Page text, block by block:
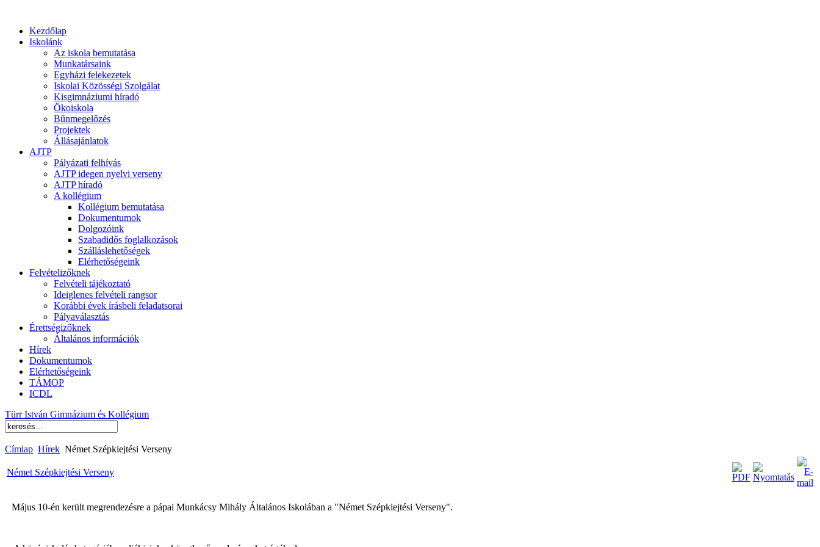
Kezdőlap
Iskolánk
Az iskola bemutatása
Munkatársaink
Egyházi felekezetek
Iskolai Közösségi Szolgálat
Kisgimnáziumi híradó
Ökoiskola
Bűnmegelőzés
Projektek
Állásajánlatok
AJTP
Pályázati felhívás
AJTP idegen nyelvi verseny
AJTP híradó
A kollégium
Kollégium bemutatása
Dokumentumok
Dolgozóink
Szabadidős foglalkozások
Szálláslehetőségek
Elérhetőségeink
Felvételizőknek
Felvételi tájékoztató
Ideiglenes felvételi rangsor
Korábbi évek írásbeli feladatsorai
Pályaválasztás
Érettségizőknek
Általános információk
Hírek
Dokumentumok
Elérhetőségeink
TÁMOP
ICDL
Türr István Gimnázium és Kollégium
Címlap Hírek Német Szépkiejtési Verseny
Német Szépkiejtési Verseny
Május 10-én került megrendezésre a pápai Munkácsy Mihály Általános Iskolában a "Német Szépkiejtési Verseny".